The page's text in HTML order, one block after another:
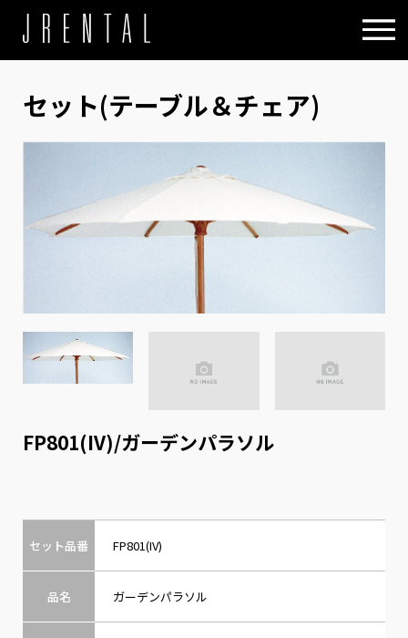
セット(テーブル＆チェア)
FP801(IV)/ガーデンパラソル
セット品番 FP801(IV)
品名 ガーデンパラソル